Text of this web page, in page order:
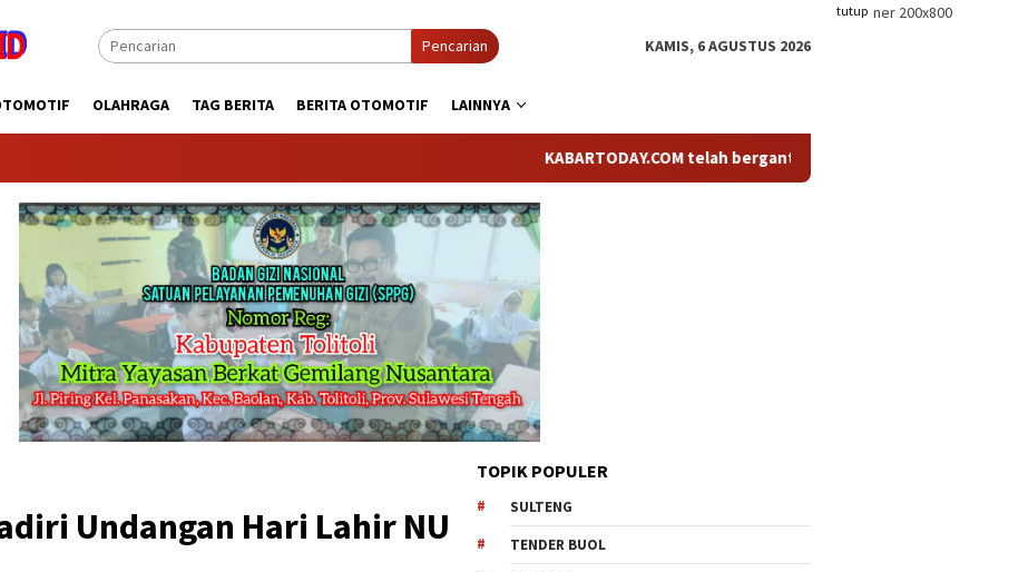
tutup
Pencarian KAMIS, 6 AGUSTUS 2026
OLAHRAGA TAG BERITA BERITA OTOMOTIF LAINNYA
KABARTODAY.COM telah berganti nama menjadi KABARTODAY.ID.
Undangan Hari Lahir NU
TOPIK POPULER
SULTENG
TENDER BUOL